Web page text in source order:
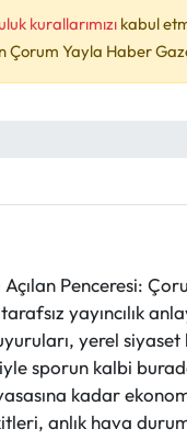
kurallarımızı kabul
Çorum Yayla Haber
Penceresi:
yayıncılık
yerel siyaset
sporun kalbi
kadar
anlık hava